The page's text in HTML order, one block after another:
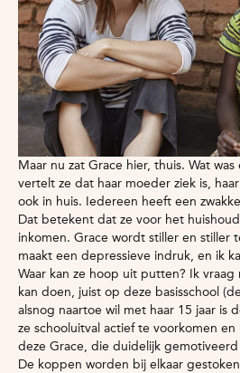
Maar nu zat Grace hier, thuis. Wat
vertelt ze dat haar moeder ziek is,
ook in huis. Iedereen heeft een
Dat betekent dat ze voor het
inkomen. Grace wordt stiller en stiller
maakt een depressieve indruk, en ik
Waar kan ze hoop uit putten? Ik vraag
kan doen, juist op deze basisschool
alsnog naartoe wil met haar 15 jaar is
ze schooluitval actief te voorkomen
deze Grace, die duidelijk
De koppen worden bij elkaar